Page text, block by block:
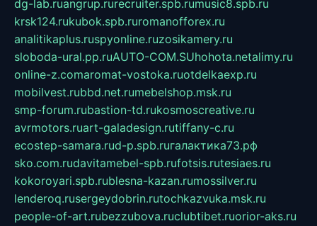
dg-lab.ruangrup.rurecruiter.spb.rumusic8.spb.ru
krsk124.rukubok.spb.ruromanofforex.ru
analitikaplus.ruspyonline.ruzosikamery.ru
sloboda-ural.pp.ruAUTO-COM.SUhohota.netalimy.ru
online-z.comaromat-vostoka.ruotdelkaexp.ru
mobilvest.rubbd.net.rumebelshop.msk.ru
smp-forum.rubastion-td.rukosmoscreative.ru
avrmotors.ruart-galadesign.rutiffany-c.ru
ecostep-samara.rud-p.spb.ruгалактика73.рф
sko.com.rudavitamebel-spb.rufotsis.rutesiaes.ru
kokoroyari.spb.rublesna-kazan.rumossilver.ru
lenderoq.rusergeydobrin.rutochkazvuka.msk.ru
people-of-art.rubezzubova.ruclubtibet.ruorior-aks.ru